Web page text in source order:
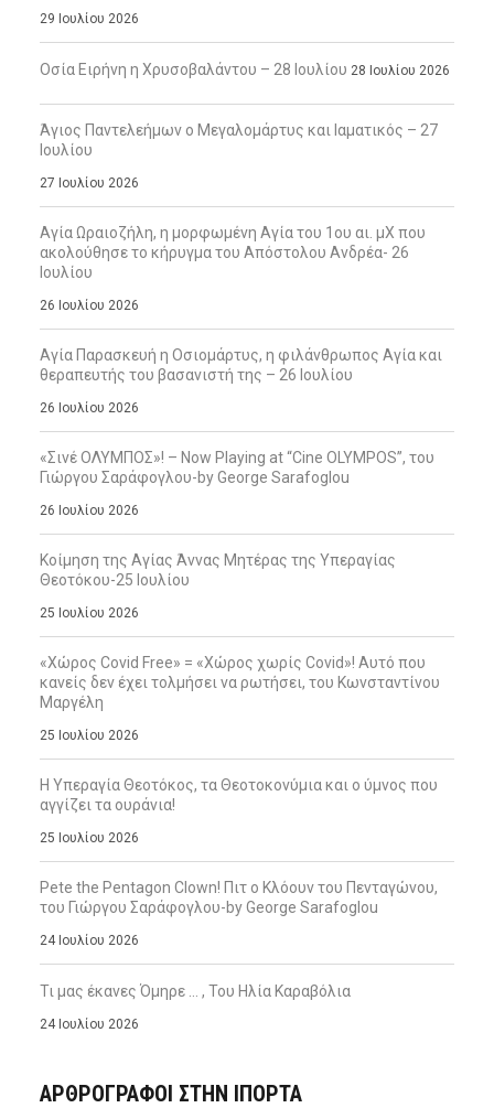
29 Ιουλίου 2026
Οσία Ειρήνη η Χρυσοβαλάντου – 28 Ιουλίου 28 Ιουλίου 2026
Άγιος Παντελεήμων ο Μεγαλομάρτυς και Ιαματικός – 27
Ιουλίου
27 Ιουλίου 2026
Αγία Ωραιοζήλη, η μορφωμένη Αγία του 1ου αι. μΧ που
ακολούθησε το κήρυγμα του Απόστολου Ανδρέα- 26
Ιουλίου
26 Ιουλίου 2026
Αγία Παρασκευή η Οσιομάρτυς, η φιλάνθρωπος Αγία και
θεραπευτής του βασανιστή της – 26 Ιουλίου
26 Ιουλίου 2026
«Σινέ ΟΛΥΜΠΟΣ»! – Now Playing at “Cine OLYMPOS”, του
Γιώργου Σαράφογλου-by George Sarafoglou
26 Ιουλίου 2026
Κοίμηση της Αγίας Άννας Μητέρας της Υπεραγίας
Θεοτόκου-25 Ιουλίου
25 Ιουλίου 2026
«Χώρος Covid Free» = «Χώρος χωρίς Covid»! Αυτό που
κανείς δεν έχει τολμήσει να ρωτήσει, του Κωνσταντίνου
Μαργέλη
25 Ιουλίου 2026
Η Υπεραγία Θεοτόκος, τα Θεοτοκονύμια και ο ύμνος που
αγγίζει τα ουράνια!
25 Ιουλίου 2026
Pete the Pentagon Clown! Πιτ ο Κλόουν του Πενταγώνου,
του Γιώργου Σαράφογλου-by George Sarafoglou
24 Ιουλίου 2026
Τι μας έκανες Όμηρε … , Του Ηλία Καραβόλια
24 Ιουλίου 2026
ΑΡΘΡΟΓΡΑΦΟΙ ΣΤΗΝ IΠΟΡΤΑ